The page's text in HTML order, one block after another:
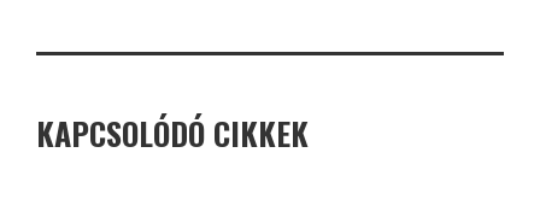
KAPCSOLÓDÓ CIKKEK